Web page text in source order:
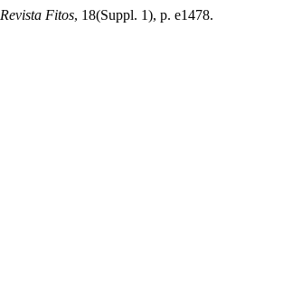
Revista Fitos, 18(Suppl. 1), p. e1478.